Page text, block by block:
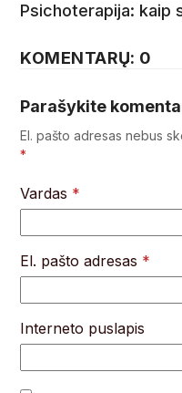
Psichoterapija: kaip
KOMENTARŲ: 0
Parašykite
El. pašto adresas nebus
*
Vardas *
El. pašto adresas *
Interneto puslapis